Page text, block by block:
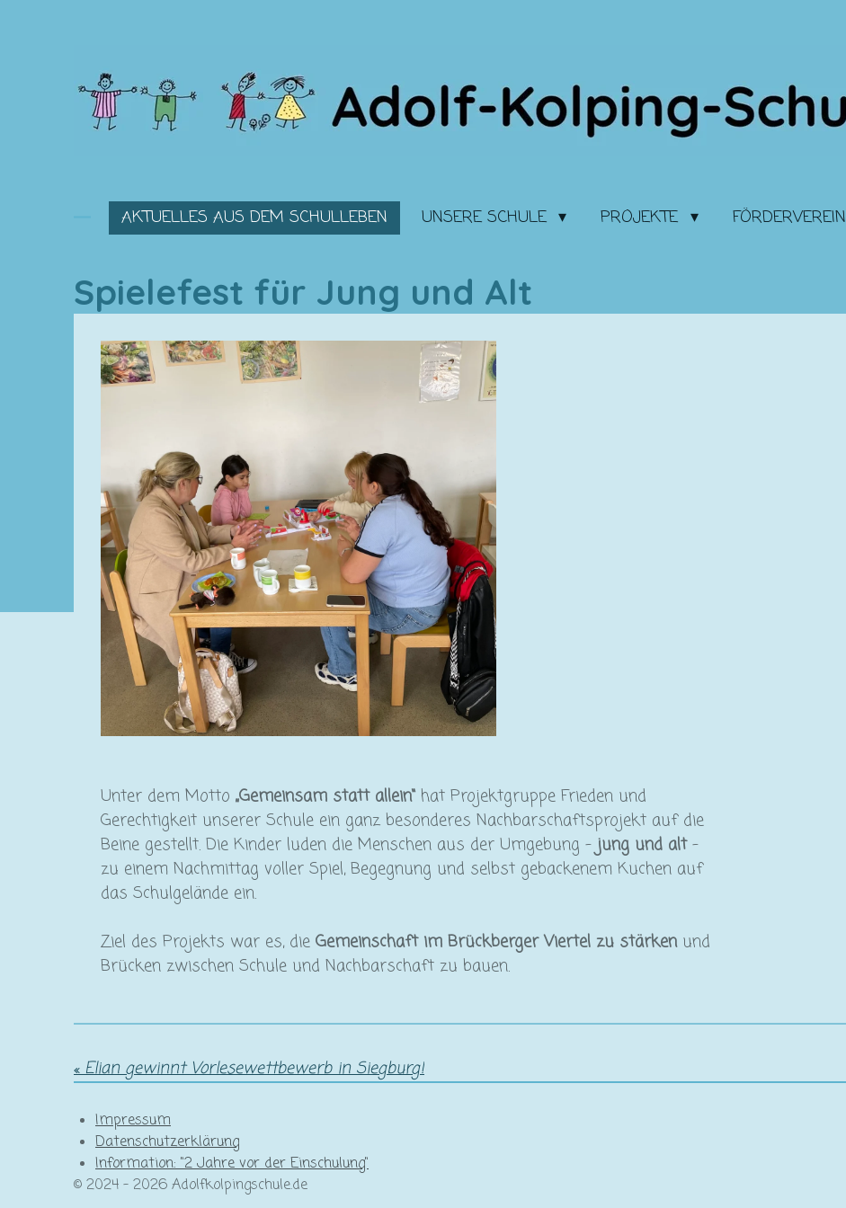
AKTUELLES AUS DEM SCHULLEBEN UNSERE SCHULE PROJEKTE FÖRDERVEREIN
Spielefest für Jung und Alt
Unter dem Motto „Gemeinsam statt allein“ hat Projektgruppe Frieden und
Gerechtigkeit unserer Schule ein ganz besonderes Nachbarschaftsprojekt auf die
Beine gestellt. Die Kinder luden die Menschen aus der Umgebung – jung und alt–
zu einem Nachmittag voller Spiel, Begegnung und selbst gebackenem Kuchen auf
das Schulgelände ein.
Ziel des Projekts war es, die Gemeinschaft im Brückberger Viertel zu stärkenund
Brücken zwischen Schule und Nachbarschaft zu bauen.
«Elian gewinnt Vorlesewettbewerb in Siegburg!
Impressum
Datenschutzerklärung
Information: "2 Jahre vor der Einschulung"
© 2024 - 2026 Adolfkolpingschule.de